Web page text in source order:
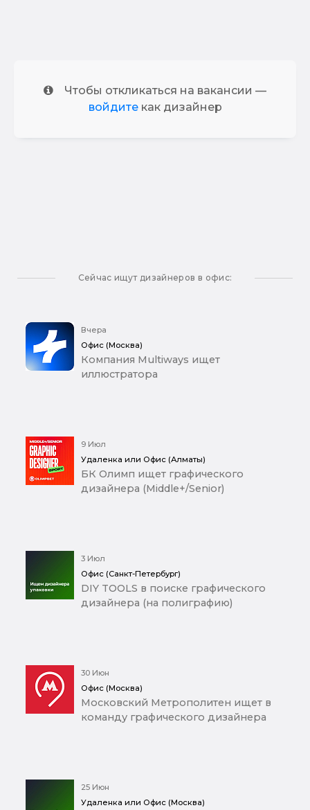
Чтобы откликаться на вакансии —
войдитекак дизайнер
Сейчас ищут дизайнеров в офис:
Вчера
Офис (Москва)
Компания Multiways ищет
иллюстратора
9 Июл
Удаленка или Офис (Алматы)
БК Олимп ищет графического
дизайнера (Middle+/Senior)
3 Июл
Офис (Санкт-Петербург)
DIY TOOLS в поиске графического
дизайнера (на полиграфию)
30 Июн
Офис (Москва)
Московский Метрополитен ищет в
команду графического дизайнера
25 Июн
Удаленка или Офис (Москва)